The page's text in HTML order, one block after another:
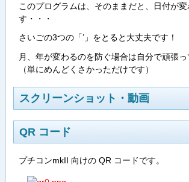
このプログラムは、そのままだと、日付が変
す・・・
さいごの3つの「’」をとると大丈夫です！
月、年が変わるのを防ぐ場合は自分で頑張っ
（単にめんどくさかっただけです）
スクリーンショット・動画
QR コード
プチコンmkII 向けの QR コードです。